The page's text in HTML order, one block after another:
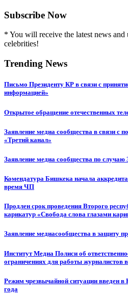
Subscribe Now
* You will receive the latest news
celebrities!
Trending News
Письмо Президенту КР в связи с
информацией»
Открытое обращение отечественных
Заявление медиа сообщества в связи с
«Третий канал»
Заявление медиа сообщества по случаю
Комендатура Бишкека начала
время ЧП
Продлен срок проведения Второго
карикатур «Свобода слова глазами
Заявление медиасообщества в защиту
Институт Медиа Полиси об
ограничениях для работы журналистов
Режим чрезвычайной ситуации введен в
года